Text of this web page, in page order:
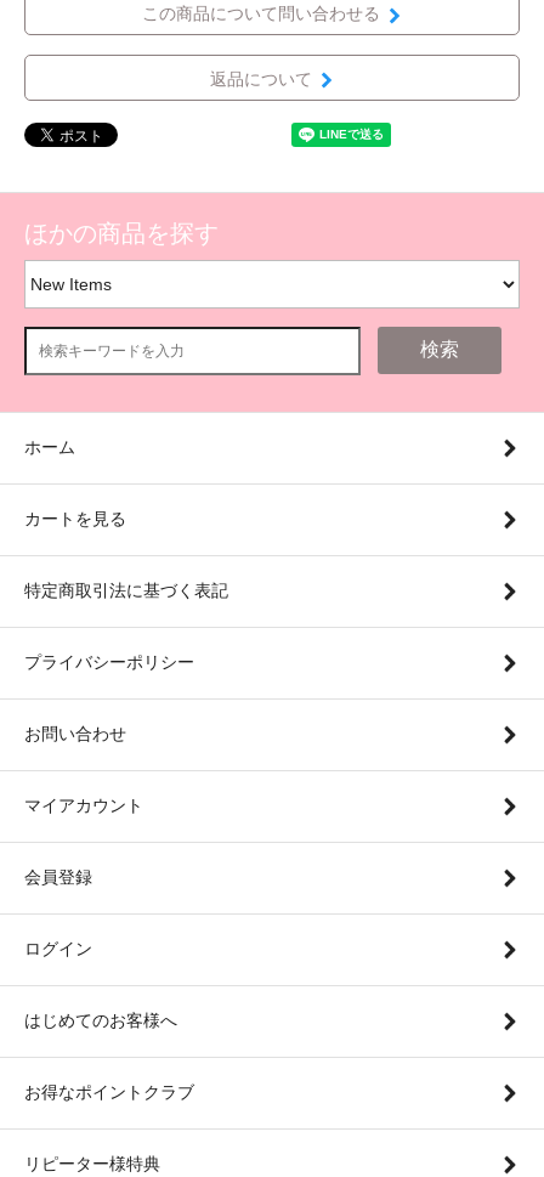
この商品について問い合わせる
返品について
ほかの商品を探す
検索
ホーム
カートを見る
特定商取引法に基づく表記
プライバシーポリシー
お問い合わせ
マイアカウント
会員登録
ログイン
はじめてのお客様へ
お得なポイントクラブ
リピーター様特典